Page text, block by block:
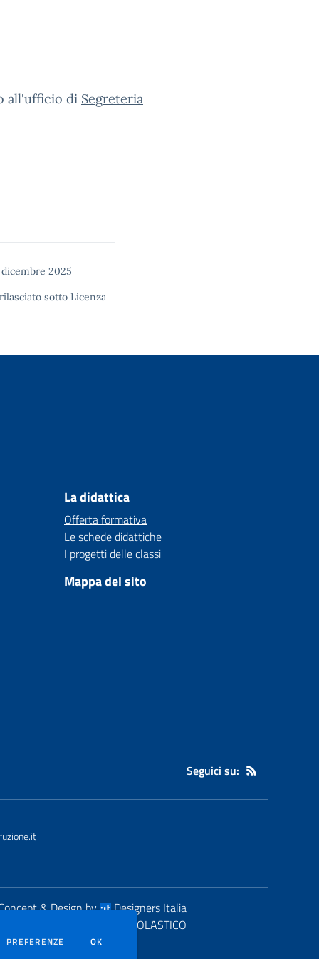
all'ufficio di Segreteria
2025
sotto Licenza
La didattica
Offerta formativa
Le schede didattiche
I progetti delle classi
Mappa del sito
Seguici su:
& Design by
Designers Italia
SCUOLASTICO
PREFERENZE DEI COOKIE
OK